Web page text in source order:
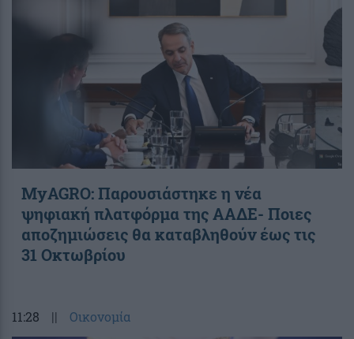
ΜyAGRO: Παρουσιάστηκε η νέα
ψηφιακή πλατφόρμα της ΑΑΔΕ- Ποιες
αποζημιώσεις θα καταβληθούν έως τις
31 Οκτωβρίου
11:28 || Οικονομία